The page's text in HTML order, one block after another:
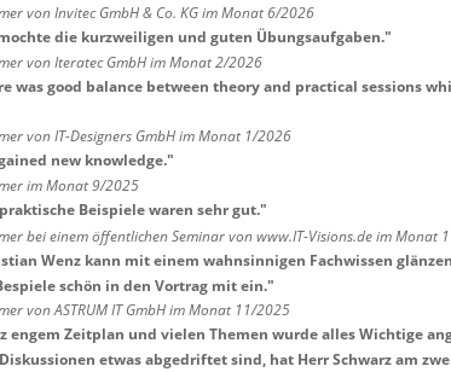
von Invitec GmbH & Co. KG im Monat 6/2026
die kurzweiligen und guten Übungsaufgaben."
von Iteratec GmbH im Monat 2/2026
was good balance between theory and practical sessions
von IT-Designers GmbH im Monat 1/2026
new knowledge."
im Monat 9/2025
Beispiele waren sehr gut."
bei einem öffentlichen Seminar von www.IT-Visions.de im Monat
Wenz kann mit einem wahnsinnigen Fachwissen
schön in den Vortrag mit ein."
von ASTRUM IT GmbH im Monat 11/2025
engem Zeitplan und vielen Themen wurde alles Wichtige
etwas abgedriftet sind, hat Herr Schwarz am